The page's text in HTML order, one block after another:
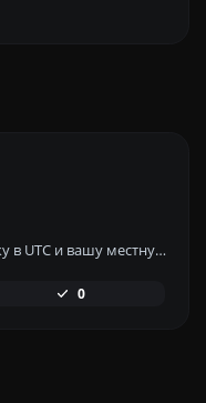
Преобразуйте Unix временную метку в UTC и вашу местную дату с помощью нашего инструмента преобразования временных меток Unix для точного преобразования времени.
0